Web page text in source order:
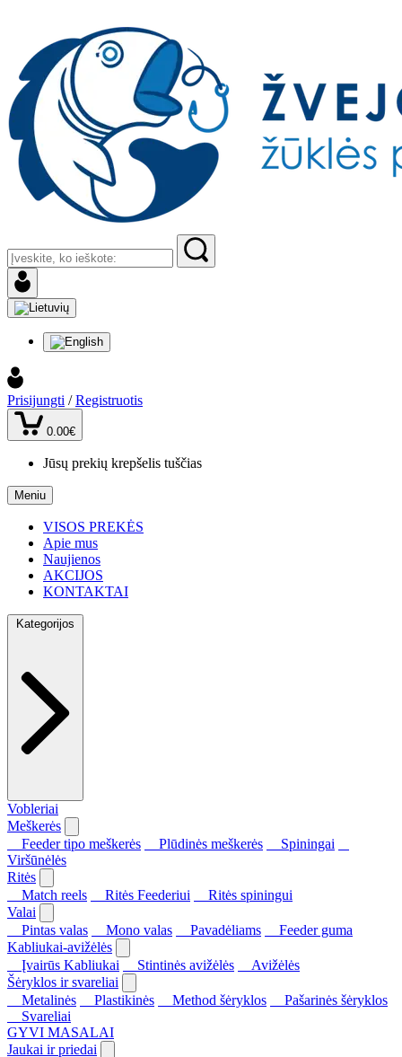
Prisijungti / Registruotis
0.00€
Jūsų prekių krepšelis tuščias
Meniu
VISOS PREKĖS
Apie mus
Naujienos
AKCIJOS
KONTAKTAI
Kategorijos
Vobleriai
Meškerės
Feeder tipo meškerės
Plūdinės meškerės
Spiningai
Viršūnėlės
Ritės
Match reels
Ritės Feederiui
Ritės spiningui
Valai
Pintas valas
Mono valas Pavadėliams
Feeder guma
Kabliukai-avižėlės
Įvairūs Kabliukai
Stintinės avižėlės
Avižėlės
Šėryklos ir svareliai
Metalinės
Plastikinės Method šėryklos
Pašarinės šėryklos
Svareliai
GYVI MASALAI
Jaukai ir priedai